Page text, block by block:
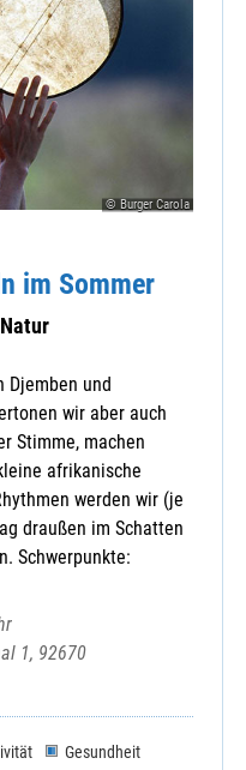
© Burger Carola
im Sommer
Djemben und
wir aber auch
Stimme, machen
afrikanische
werden wir (je
draußen im Schatten
Schwerpunkte:
1, 92670
Gesundheit